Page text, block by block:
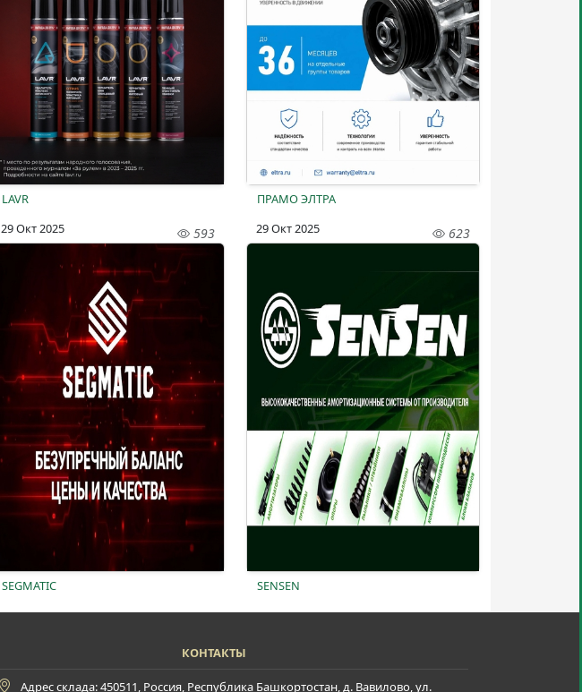
LAVR
ПРАМО ЭЛТРА
29 Окт 2025 593
SEGMATIC
29 Окт 2025 623
SENSEN
КОНТАКТЫ
Адрес склада: 450511, Россия, Республика Башкортостан, д. Вавилово, ул.